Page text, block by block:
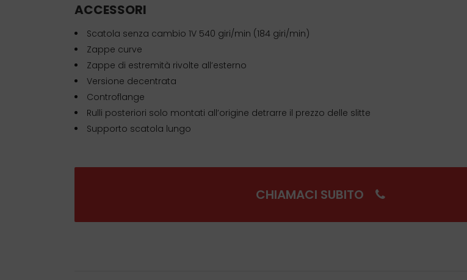
ACCESSORI
Scatola senza cambio 1V 540 giri/min (184 giri/min)
Zappe curve
Zappe di estremità rivolte all’esterno
Versione decentrata
Controflange
Rulli posteriori solo montati all’origine detrarre il prezzo delle slitte
Supporto scatola lungo
CHIAMACI SUBITO